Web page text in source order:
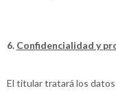
6. Confidencialidad y
El titular tratará los